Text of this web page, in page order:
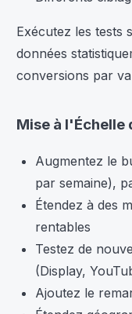
Exécutez les tests
données
conversions par
Mise à l'Échelle
Augmentez le
par semaine),
Étendez à des
rentables
Testez de
(Display,
Ajoutez le